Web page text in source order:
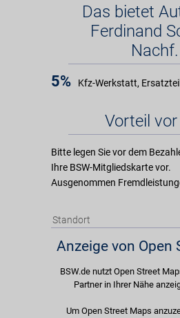
Das bietet
Ferdinand
Nachf.
5% Kfz-Werkstatt,
Vorteil
Bitte legen Sie vor dem
Ihre BSW-Mitgliedskarte vor.
Ausgenommen
Standort
Anzeige von Open
BSW.de nutzt Open Street
Partner in Ihrer Nähe
Um Open Street Maps